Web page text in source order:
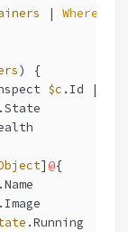
| Where-
) {
$c .Id |
] @{
.Name
.Image
.Running